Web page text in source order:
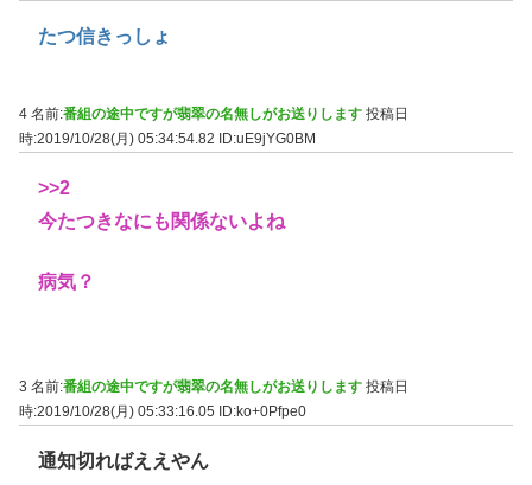
たつ信きっしょ
4 名前:番組の途中ですが翡翠の名無しがお送りします 投稿日
時:2019/10/28(月) 05:34:54.82
ID:uE9jYG0BM
>>2
今たつきなにも関係ないよね
病気？
3 名前:番組の途中ですが翡翠の名無しがお送りします 投稿日
時:2019/10/28(月) 05:33:16.05 ID:ko+0Pfpe0
通知切ればええやん